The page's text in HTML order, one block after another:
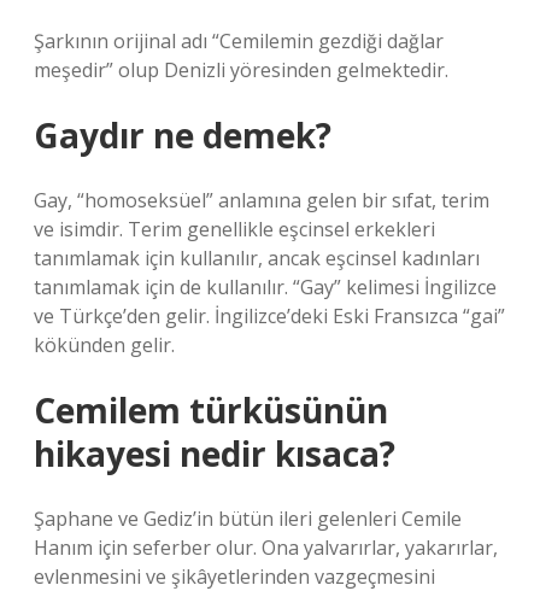
Şarkının orijinal adı “Cemilemin gezdiği dağlar
meşedir” olup Denizli yöresinden gelmektedir.
Gaydır ne demek?
Gay, “homoseksüel” anlamına gelen bir sıfat, terim
ve isimdir. Terim genellikle eşcinsel erkekleri
tanımlamak için kullanılır, ancak eşcinsel kadınları
tanımlamak için de kullanılır. “Gay” kelimesi İngilizce
ve Türkçe’den gelir. İngilizce’deki Eski Fransızca “gai”
kökünden gelir.
Cemilem türküsünün
hikayesi nedir kısaca?
Şaphane ve Gediz’in bütün ileri gelenleri Cemile
Hanım için seferber olur. Ona yalvarırlar, yakarırlar,
evlenmesini ve şikâyetlerinden vazgeçmesini